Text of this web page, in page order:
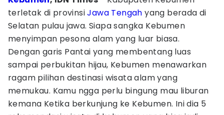
terletak di provinsiJawa Tengah yang berada di
Selatan pulau jawa. Siapa sangka Kebumen
menyimpan pesona alam yang luar biasa.
Dengan garis Pantai yang membentang luas
sampai perbukitan hijau, Kebumen menawarkan
ragam pilihan destinasi wisata alam yang
memukau. Kamu ngga perlu bingung mau liburan
kemana Ketika berkunjung ke Kebumen. Ini dia 5